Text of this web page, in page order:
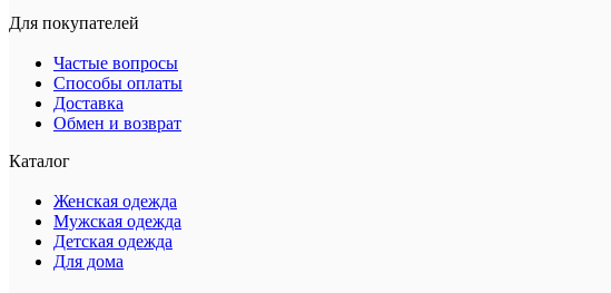
Для покупателей
Частые вопросы
Способы оплаты
Доставка
Обмен и возврат
Каталог
Женская одежда
Мужская одежда
Детская одежда
Для дома